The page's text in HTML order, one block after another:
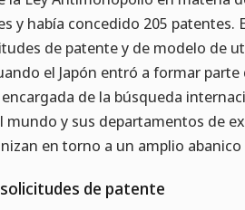
y había concedido 205 patentes.
de patente y de modelo de
el Japón entró a formar parte
de la búsqueda
mundo y sus departamentos de
en torno a un amplio
de patente